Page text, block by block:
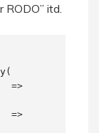
RODO” itd.